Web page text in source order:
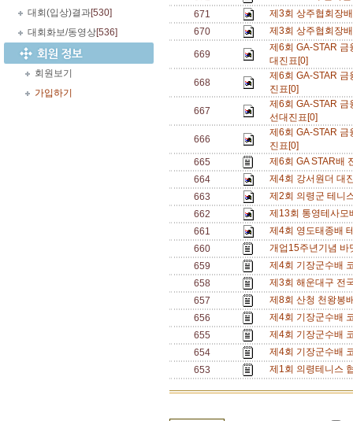
대회(입상)결과[530]
대회화보/동영상[536]
회원보기
가입하기
671
제3회 상주협회장
670
제3회 상주협회장
669
제6회 GA-STAR
대진표[0]
668
제6회 GA-STAR
진표[0]
667
제6회 GA-STAR
선대진표[0]
666
제6회 GA-STAR
진표[0]
665
제6회 GA STAR배
664
제4회 강서원더 대
663
제2회 의령군 테니
662
제13회 통영테사
661
제4회 영도태종배
660
개업15주년기념
659
제4회 기장군수배
658
제3회 해운대구 전
657
제8회 산청 천왕봉
656
제4회 기장군수배
655
제4회 기장군수배
654
제4회 기장군수배
653
제1회 의령테니스